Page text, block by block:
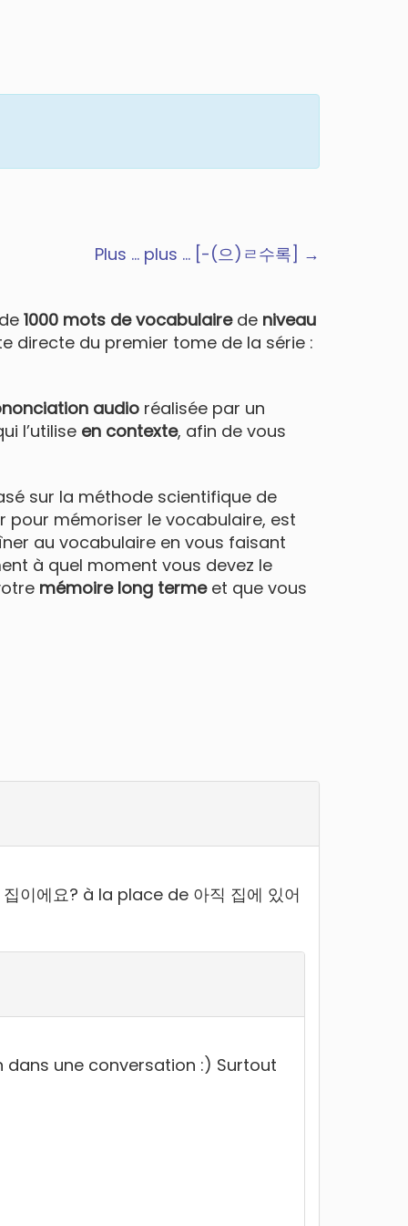
Plus … plus … [-(으)ㄹ수록] →
1000 mots de vocabulairede niveau
directe du premier tome de la série :
audio réalisée par un
l’utilise en contexte, afin de vous
sur la méthode scientifique de
pour mémoriser le vocabulaire, est
au vocabulaire en vous faisant
à quel moment vous devez le
mémoire long termeet que vous
에요? à la place de 아직 집에 있어
une conversation :) Surtout